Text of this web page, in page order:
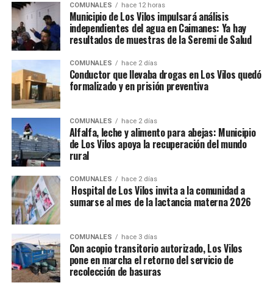
COMUNALES hace 12 horas
Municipio de Los Vilos impulsará análisis
independientes del agua en Caimanes: Ya hay
resultados de muestras de la Seremi de Salud
COMUNALES hace 2 días
Conductor que llevaba drogas en Los Vilos quedó
formalizado y en prisión preventiva
COMUNALES hace 2 días
Alfalfa, leche y alimento para abejas: Municipio
de Los Vilos apoya la recuperación del mundo
rural
COMUNALES hace 2 días
Hospital de Los Vilos invita a la comunidad a
sumarse al mes de la lactancia materna 2026
COMUNALES hace 3 días
Con acopio transitorio autorizado, Los Vilos
pone en marcha el retorno del servicio de
recolección de basuras